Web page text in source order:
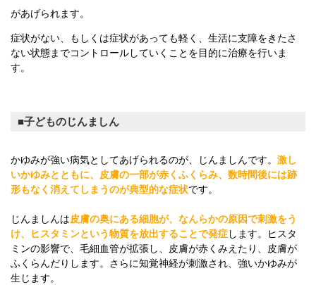
があげられます。
症状がない、もしくは症状があっても軽く、生活に支障をきたさ
ない状態までコントロールしていくことを目的に治療を行いま
す。
子どものじんましん
かゆみが強い病気としてあげられるのが、じんましんです。 激し
いかゆみとともに、皮膚の一部が赤くふくらみ、数時間後には跡
形もなく消えてしまうのが典型的な症状です。
じんましんは皮膚の奥にある細胞が、なんらかの原因で刺激をう
け、ヒスタミンという物質を放出することで発症します。ヒスタ
ミンの影響で、毛細血管が拡張し、皮膚が赤くみえたり、皮膚が
ふくらんだりします。さらに知覚神経が刺激され、強いかゆみが
生じます。